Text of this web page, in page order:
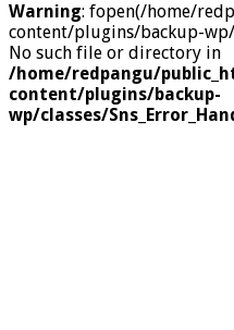
Warning: fopen(/home/
content/plugins/backup-
No such file or directory in
/home/redpangu/
content/plugins/backup-
wp/classes/